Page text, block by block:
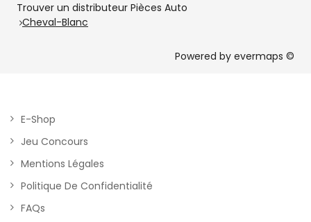
Trouver un distributeur Pièces Auto
Cheval-Blanc
Powered by evermaps ©
E-Shop
Jeu Concours
Mentions Légales
Politique De Confidentialité
FAQs